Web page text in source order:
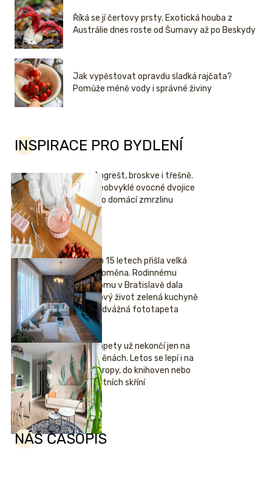
Říká se jí čertovy prsty. Exotická houba z
Austrálie dnes roste od Šumavy až po Beskydy
Jak vypěstovat opravdu sladká rajčata?
Pomůže méně vody i správné živiny
INSPIRACE PRO BYDLENÍ
Angrešt, broskve i třešně.
Neobvyklé ovocné dvojice
pro domácí zmrzlinu
Po 15 letech přišla velká
proměna. Rodinnému
domu v Bratislavě dala
nový život zelená kuchyně
i odvážná fototapeta
Tapety už nekončí jen na
stěnách. Letos se lepí i na
stropy, do knihoven nebo
šatních skříní
NÁŠ ČASOPIS